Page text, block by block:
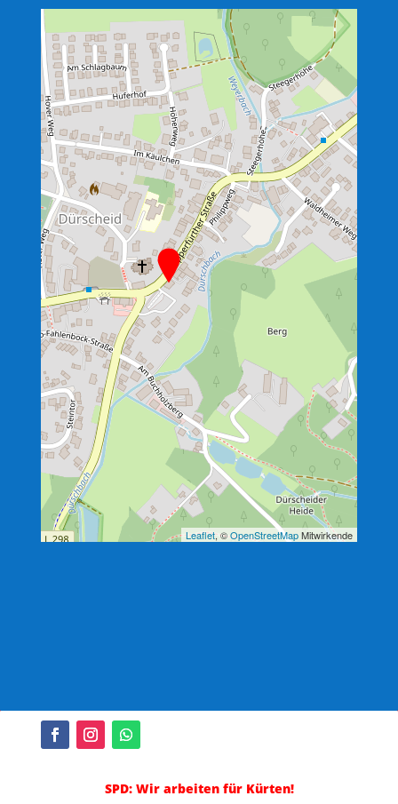
Leaflet, ©OpenStreetMapMitwirkende
SPD: Wir arbeiten für Kürten!